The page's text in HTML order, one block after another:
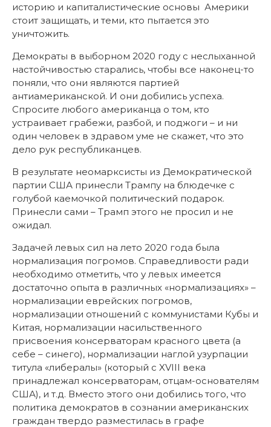
историю и капиталистические основы Америки
стоит защищать, и теми, кто пытается это
уничтожить.
Демократы в выборном 2020 году с неслыханной
настойчивостью старались, чтобы все наконец-то
поняли, что они являются партией
антиамериканской. И они добились успеха.
Спросите любого американца о том, кто
устраивает грабежи, разбой, и поджоги – и ни
один человек в здравом уме не скажет, что это
дело рук республиканцев.
В результате неомарксисты из Демократической
партии США принесли Трампу на блюдечке с
голубой каемочкой политический подарок.
Принесли сами – Трамп этого не просил и не
ожидал.
Задачей левых сил на лето 2020 года была
нормализация погромов. Справедливости ради
необходимо отметить, что у левых имеется
достаточно опыта в различных «нормализациях» –
нормализации еврейских погромов,
нормализации отношений с коммунистами Кубы и
Китая, нормализации насильственного
присвоения консерваторам красного цвета (а
себе – синего), нормализации наглой узурпации
титула «либералы» (который с XVIII века
принадлежал консерваторам, отцам-основателям
США), и т.д. Вместо этого они добились того, что
политика демократов в сознании американских
граждан твердо разместилась в графе